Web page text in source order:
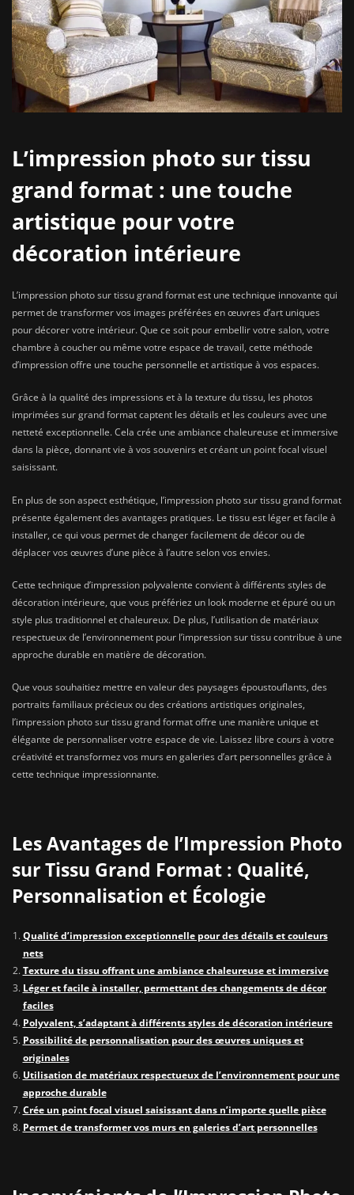
L’impression photo sur tissu
grand format : une touche
artistique pour votre
décoration intérieure
L’impression photo sur tissu grand format est une technique innovante qui
permet de transformer vos images préférées en œuvres d’art uniques
pour décorer votre intérieur. Que ce soit pour embellir votre salon, votre
chambre à coucher ou même votre espace de travail, cette méthode
d’impression offre une touche personnelle et artistique à vos espaces.
Grâce à la qualité des impressions et à la texture du tissu, les photos
imprimées sur grand format captent les détails et les couleurs avec une
netteté exceptionnelle. Cela crée une ambiance chaleureuse et immersive
dans la pièce, donnant vie à vos souvenirs et créant un point focal visuel
saisissant.
En plus de son aspect esthétique, l’impression photo sur tissu grand format
présente également des avantages pratiques. Le tissu est léger et facile à
installer, ce qui vous permet de changer facilement de décor ou de
déplacer vos œuvres d’une pièce à l’autre selon vos envies.
Cette technique d’impression polyvalente convient à différents styles de
décoration intérieure, que vous préfériez un look moderne et épuré ou un
style plus traditionnel et chaleureux. De plus, l’utilisation de matériaux
respectueux de l’environnement pour l’impression sur tissu contribue à une
approche durable en matière de décoration.
Que vous souhaitiez mettre en valeur des paysages époustouflants, des
portraits familiaux précieux ou des créations artistiques originales,
l’impression photo sur tissu grand format offre une manière unique et
élégante de personnaliser votre espace de vie. Laissez libre cours à votre
créativité et transformez vos murs en galeries d’art personnelles grâce à
cette technique impressionnante.
Les Avantages de l’Impression Photo
sur Tissu Grand Format : Qualité,
Personnalisation et Écologie
Qualité d’impression exceptionnelle pour des détails et couleurs
nets
Texture du tissu offrant une ambiance chaleureuse et immersive
Léger et facile à installer, permettant des changements de décor
faciles
Polyvalent, s’adaptant à différents styles de décoration intérieure
Possibilité de personnalisation pour des œuvres uniques et
originales
Utilisation de matériaux respectueux de l’environnement pour une
approche durable
Crée un point focal visuel saisissant dans n’importe quelle pièce
Permet de transformer vos murs en galeries d’art personnelles